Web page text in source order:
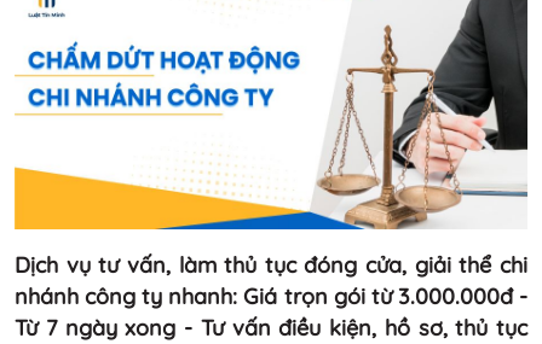
Dịch vụ tư vấn, làm thủ tục đóng cửa, giải thể chi
nhánh công ty nhanh: Giá trọn gói từ 3.000.000đ -
Từ 7 ngày xong - Tư vấn điều kiện, hồ sơ, thủ tục